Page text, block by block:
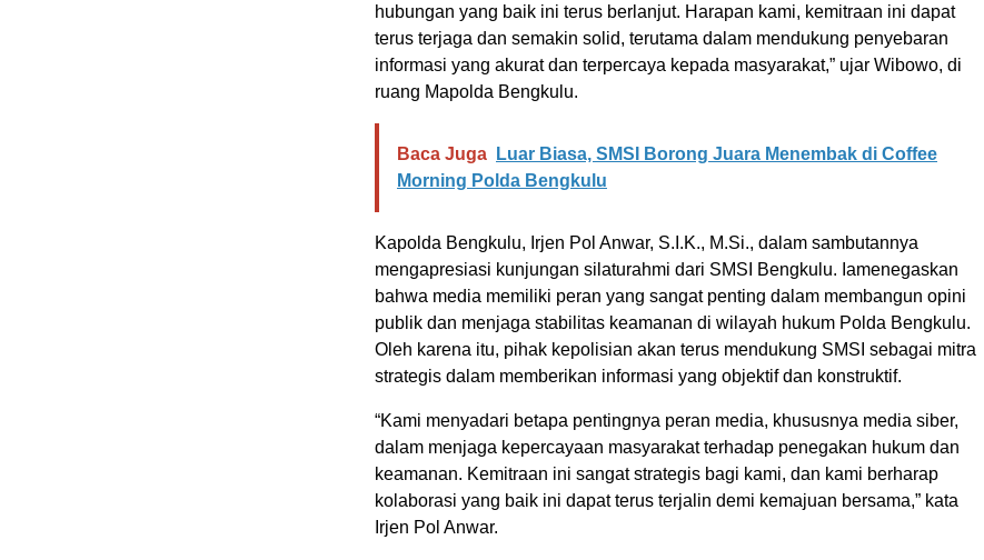
hubungan yang baik ini terus berlanjut. Harapan kami, kemitraan ini dapat
terus terjaga dan semakin solid, terutama dalam mendukung penyebaran
informasi yang akurat dan terpercaya kepada masyarakat,” ujar Wibowo, di
ruang Mapolda Bengkulu.
Baca Juga
Luar Biasa, SMSI Borong Juara Menembak di Coffee
Morning Polda Bengkulu
Kapolda Bengkulu, Irjen Pol Anwar, S.I.K., M.Si., dalam sambutannya
mengapresiasi kunjungan silaturahmi dari SMSI Bengkulu. Iamenegaskan
bahwa media memiliki peran yang sangat penting dalam membangun opini
publik dan menjaga stabilitas keamanan di wilayah hukum Polda Bengkulu.
Oleh karena itu, pihak kepolisian akan terus mendukung SMSI sebagai mitra
strategis dalam memberikan informasi yang objektif dan konstruktif.
“Kami menyadari betapa pentingnya peran media, khususnya media siber,
dalam menjaga kepercayaan masyarakat terhadap penegakan hukum dan
keamanan. Kemitraan ini sangat strategis bagi kami, dan kami berharap
kolaborasi yang baik ini dapat terus terjalin demi kemajuan bersama,” kata
Irjen Pol Anwar.